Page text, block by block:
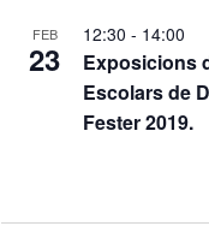
Keyword.
List
of
events
FEB
23
Exposicions
Escolars de
Fester 2019.
12:30- 14:00